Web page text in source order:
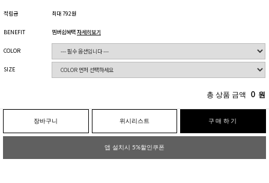
적립금 최대 792원
BENEFIT 멤버쉽혜택자세히보기
COLOR
SIZE
총 상품 금액 0 원
장바구니 위시리스트 구매하기
앱 설치시 5%할인쿠폰